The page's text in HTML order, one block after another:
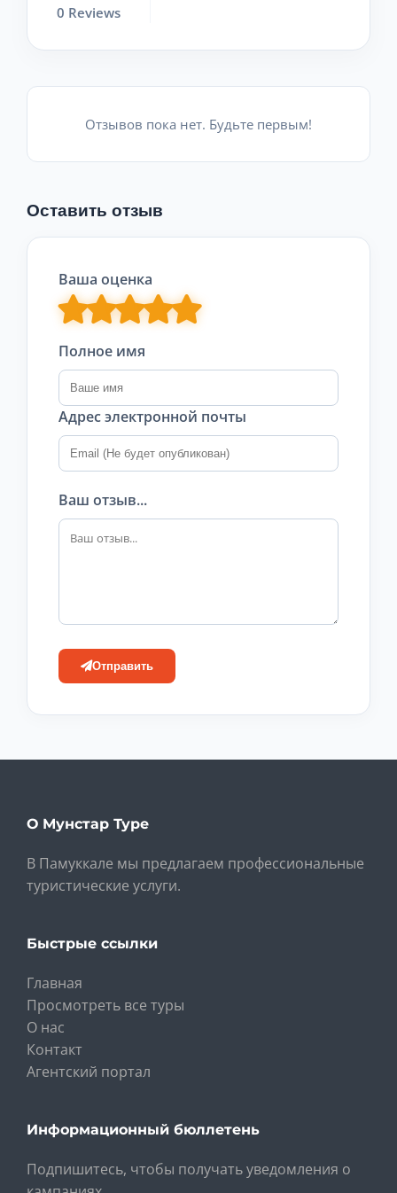
0 Reviews
Отзывов пока нет. Будьте первым!
Оставить отзыв
Ваша оценка
Полное имя
Адрес электронной почты
Ваш отзыв...
Отправить
О Мунстар Туре
В Памуккале мы предлагаем профессиональные
туристические услуги.
Быстрые ссылки
Главная
Просмотреть все туры
О нас
Контакт
Агентский портал
Информационный бюллетень
Подпишитесь, чтобы получать уведомления о